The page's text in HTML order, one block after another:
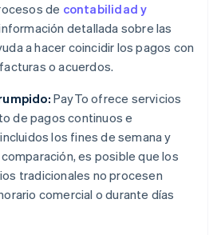
de contabilidad y
detallada sobre las
a hacer coincidir los pagos con
o acuerdos.
PayTo ofrece servicios
de pagos continuos e
los fines de semana y
es posible que los
tradicionales no procesen
comercial o durante días